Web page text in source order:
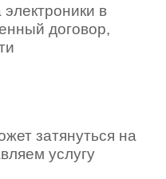
в
договор,
затянуться на
услугу